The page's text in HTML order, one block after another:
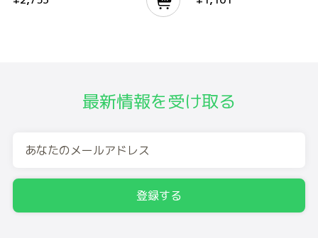
最新情報を受け取る
登録する